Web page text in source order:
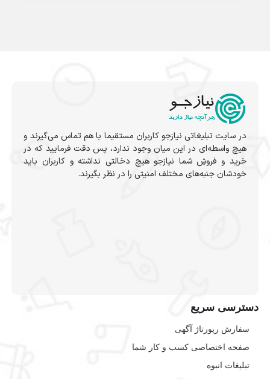
در سایت تبلیغاتی نیازجو کاربران مستقیما با هم تماس می‌گیرند و
هیچ واسطه‌ای در این میان وجود ندارد، پس دقت فرمایید که در
خرید و فروشِ شما نیازجو هیچ دخالتی نداشته و کاربران باید
خودشان جنبه‌های مختلف امنیتی را در نظر بگیرند.
دسترسی سریع
سفارش رپورتاژ آگهی
صفحه اختصاصی کسب و کار شما
تبلیغات انبوه